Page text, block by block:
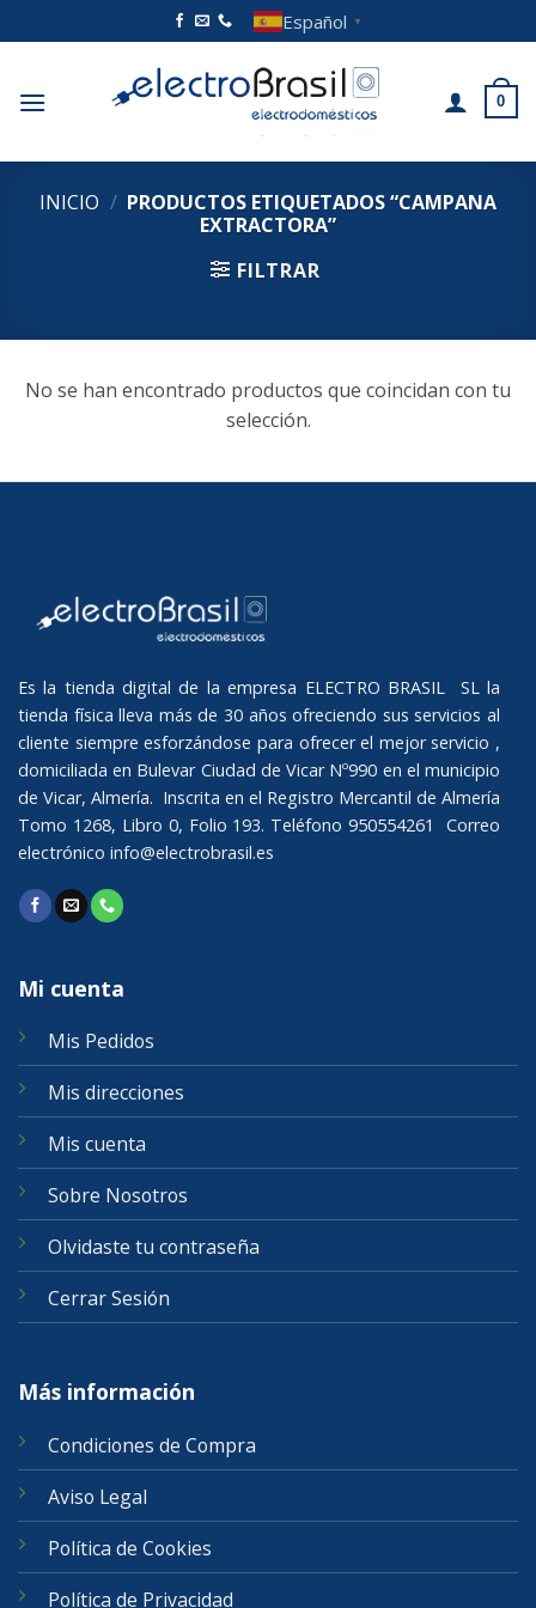
al
Español ▼
0
INICIO / PRODUCTOS ETIQUETADOS “CAMPANA
EXTRACTORA”
FILTRAR
No se han encontrado productos que coincidan con tu
selección.
Es la tienda digital de la empresa ELECTRO BRASIL SL la
tienda física lleva más de 30 años ofreciendo sus servicios al
cliente siempre esforzándose para ofrecer el mejor servicio ,
domiciliada en Bulevar Ciudad de Vicar Nº990 en el municipio
de Vicar, Almería. Inscrita en el Registro Mercantil de Almería
Tomo 1268, Libro 0, Folio 193. Teléfono 950554261 Correo
electrónico info@electrobrasil.es
Mi cuenta
Mis Pedidos
Mis direcciones
Mis cuenta
Sobre Nosotros
Olvidaste tu contraseña
Cerrar Sesión
Más información
Condiciones de Compra
Aviso Legal
Política de Cookies
Política de Privacidad